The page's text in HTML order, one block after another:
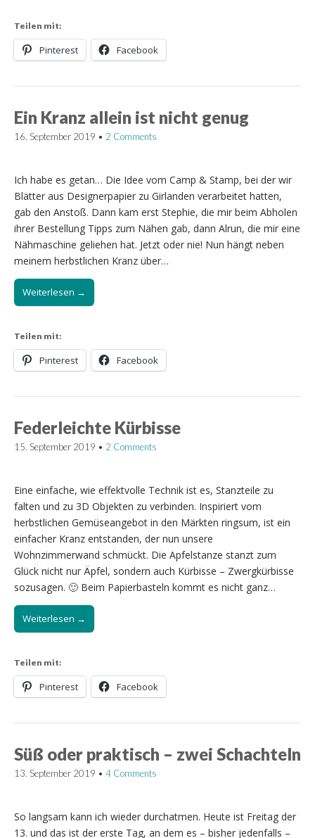
Teilen mit:
Pinterest Facebook
Ein Kranz allein ist nicht genug
16. September 2019 • 2 Comments
Ich habe es getan… Die Idee vom Camp & Stamp, bei der wir
Blätter aus Designerpapier zu Girlanden verarbeitet hatten,
gab den Anstoß. Dann kam erst Stephie, die mir beim Abholen
ihrer Bestellung Tipps zum Nähen gab, dann Alrun, die mir eine
Nähmaschine geliehen hat. Jetzt oder nie! Nun hängt neben
meinem herbstlichen Kranz über…
Weiterlesen →
Teilen mit:
Pinterest Facebook
Federleichte Kürbisse
15. September 2019 • 2 Comments
Eine einfache, wie effektvolle Technik ist es, Stanzteile zu
falten und zu 3D Objekten zu verbinden. Inspiriert vom
herbstlichen Gemüseangebot in den Märkten ringsum, ist ein
einfacher Kranz entstanden, der nun unsere
Wohnzimmerwand schmückt. Die Apfelstanze stanzt zum
Glück nicht nur Äpfel, sondern auch Kürbisse – Zwergkürbisse
sozusagen. 🙂 Beim Papierbasteln kommt es nicht ganz…
Weiterlesen →
Teilen mit:
Pinterest Facebook
Süß oder praktisch – zwei Schachteln
13. September 2019 • 4 Comments
So langsam kann ich wieder durchatmen. Heute ist Freitag der
13. und das ist der erste Tag, an dem es – bisher jedenfalls –